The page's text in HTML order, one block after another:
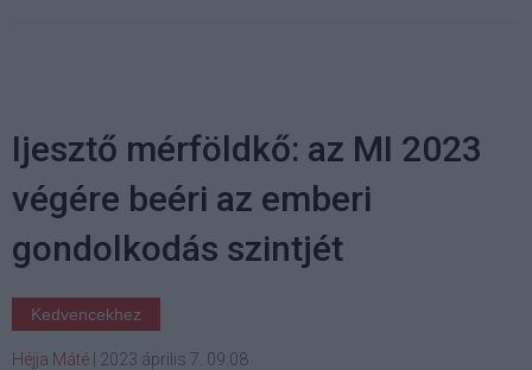
Ijesztő mérföldkő: az MI 2023
végére beéri az emberi
gondolkodás szintjét
Kedvencekhez
Héjja Máté 2023 április 7. 09:08